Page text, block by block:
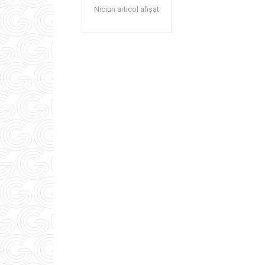
Niciun articol afișat